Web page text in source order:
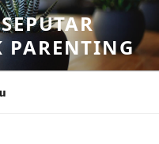
PARENTING